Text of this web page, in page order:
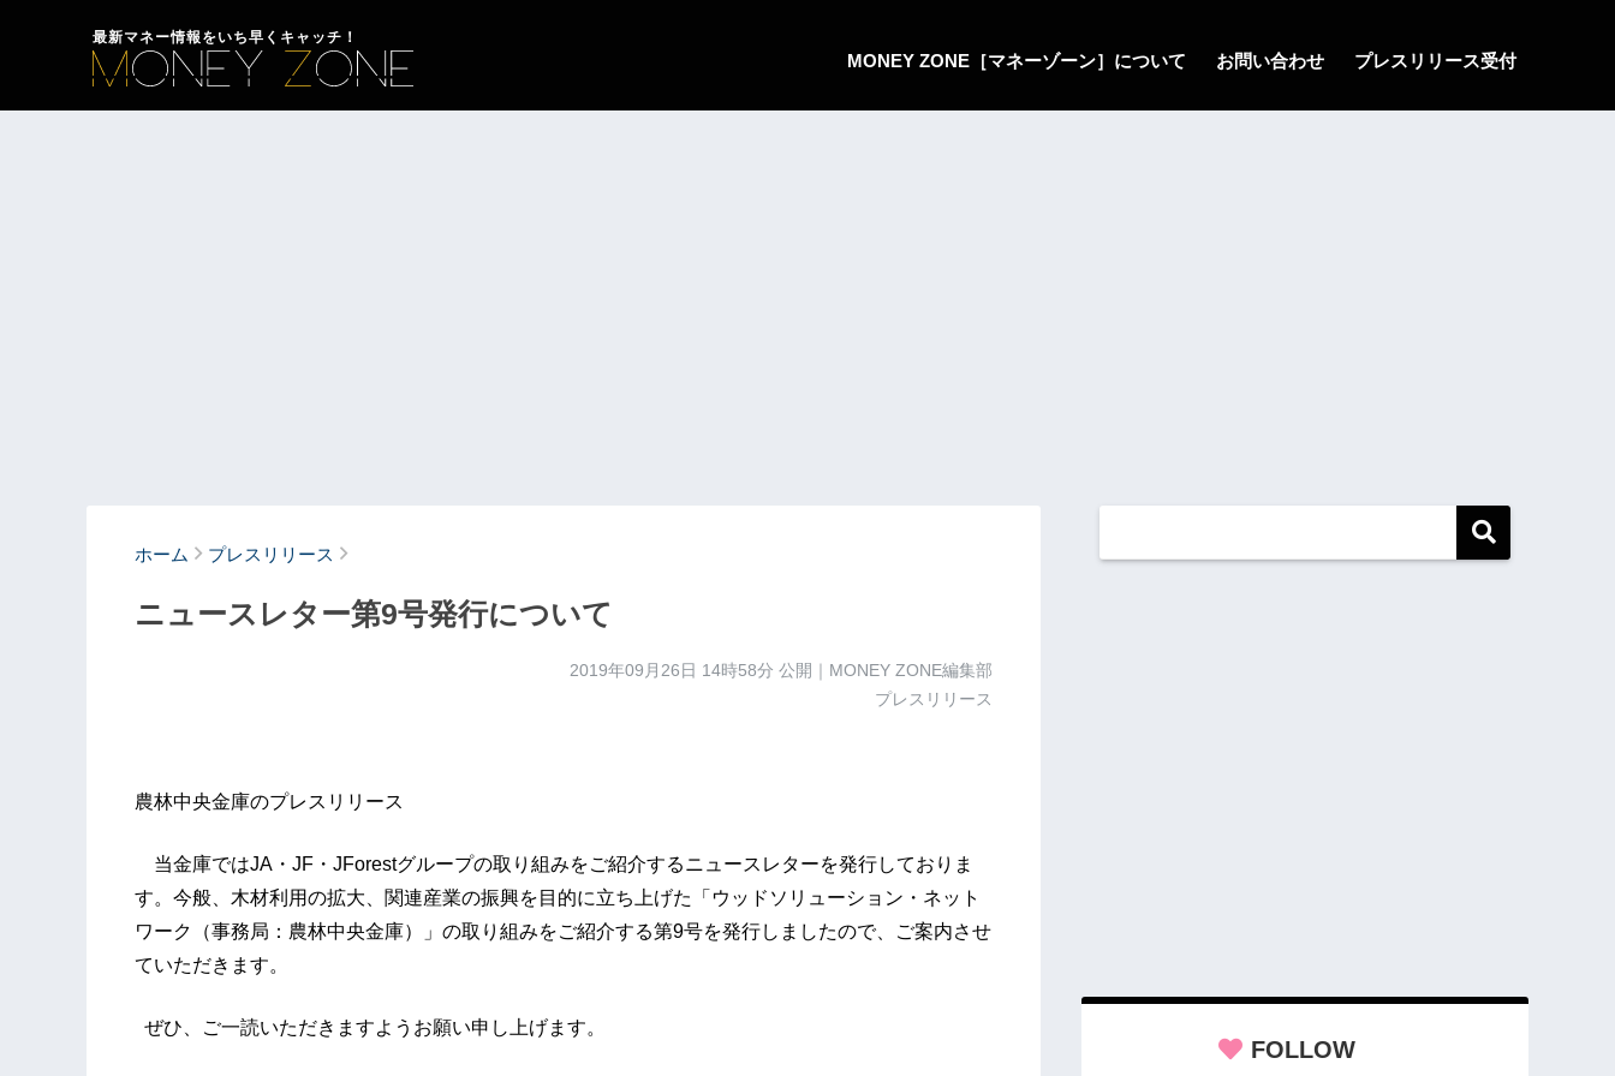
最新マネー情報をいち早くキャッチ！
MONEY ZONE［マネーゾーン］について お問い合わせ プレスリリース受付
ホーム プレスリリース
ニュースレター第9号発行について
2019年09月26日 14時58分 公開｜MONEY ZONE編集部
プレスリリース
農林中央金庫のプレスリリース
当金庫ではJA・JF・JForestグループの取り組みをご紹介するニュースレターを発行しておりま
す。今般、木材利用の拡大、関連産業の振興を目的に立ち上げた「ウッドソリューション・ネット
ワーク（事務局：農林中央金庫）」の取り組みをご紹介する第9号を発行しましたので、ご案内させ
ていただきます。
ぜひ、ご一読いただきますようお願い申し上げます。
FOLLOW